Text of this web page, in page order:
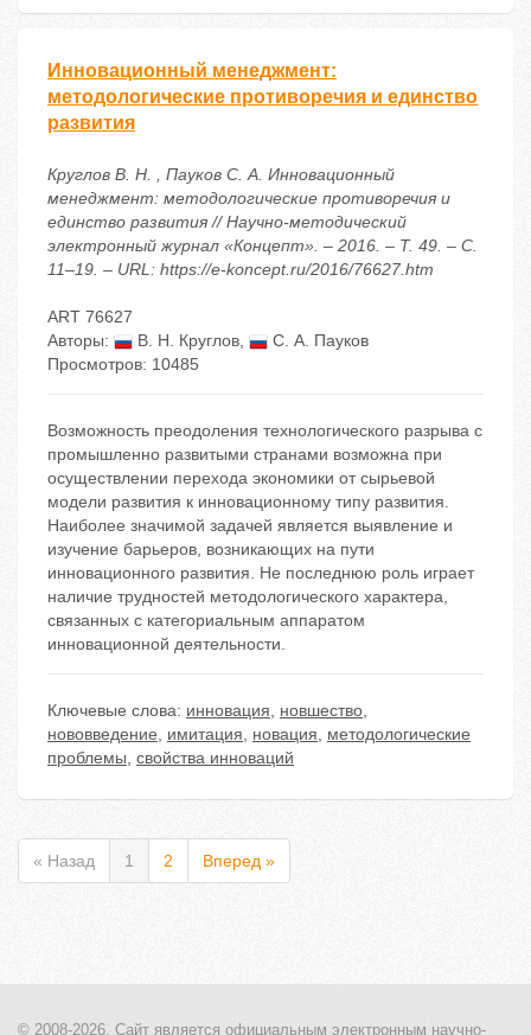
Инновационный менеджмент:
методологические противоречия и единство
развития
Круглов В. Н. , Пауков С. А. Инновационный
менеджмент: методологические противоречия и
единство развития // Научно-методический
электронный журнал «Концепт». – 2016. – Т. 49. – С.
11–19. – URL: https://e-koncept.ru/2016/76627.htm
ART 76627
Авторы:
В. Н. Круглов,
С. А. Пауков
Просмотров: 10485
Возможность преодоления технологического разрыва с
промышленно развитыми странами возможна при
осуществлении перехода экономики от сырьевой
модели развития к инновационному типу развития.
Наиболее значимой задачей является выявление и
изучение барьеров, возникающих на пути
инновационного развития. Не последнюю роль играет
наличие трудностей методологического характера,
связанных с категориальным аппаратом
инновационной деятельности.
Ключевые слова: инновация, новшество,
нововведение, имитация, новация, методологические
проблемы, свойства инноваций
« Назад 1 2 Вперед »
© 2008-2026, Сайт является официальным электронным научно-